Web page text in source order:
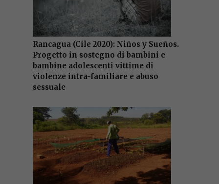
Rancagua (Cile 2020): Niños y Sueños.
Progetto in sostegno di bambini e
bambine adolescenti vittime di
violenze intra-familiare e abuso
sessuale